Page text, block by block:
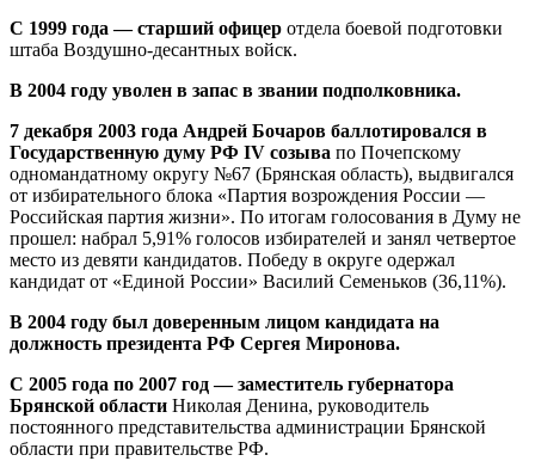
С 1999 года — старший офицер отдела боевой подготовки
штаба Воздушно-десантных войск.
В 2004 году уволен в запас в звании подполковника.
7 декабря 2003 года Андрей Бочаров баллотировался в
Государственную думу РФ IV созыва по Почепскому
одномандатному округу №67 (Брянская область), выдвигался
от избирательного блока «Партия возрождения России —
Российская партия жизни». По итогам голосования в Думу не
прошел: набрал 5,91% голосов избирателей и занял четвертое
место из девяти кандидатов. Победу в округе одержал
кандидат от «Единой России» Василий Семеньков (36,11%).
В 2004 году был доверенным лицом кандидата на
должность президента РФ Сергея Миронова.
С 2005 года по 2007 год — заместитель губернатора
Брянской области Николая Денина, руководитель
постоянного представительства администрации Брянской
области при правительстве РФ.